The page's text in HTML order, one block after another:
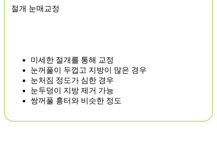
절개 눈매교정
미세한 절개를 통해 교정
눈꺼풀이 두껍고 지방이 많은 경우
눈처짐 정도가 심한 경우
눈두덩이 지방 제거 가능
쌍꺼풀 흉터와 비슷한 정도